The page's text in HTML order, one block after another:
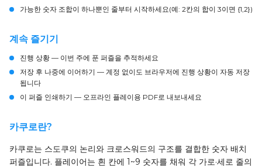
가능한 숫자 조합이 하나뿐인 줄부터 시작하세요(예: 2칸의 합이 3이면 {1,2})
계속 즐기기
진행 상황 — 이번 주에 푼 퍼즐을 추적하세요
저장 후 나중에 이어하기 — 계정 없이도 브라우저에 진행 상황이 자동 저장
됩니다
이 퍼즐 인쇄하기 — 오프라인 플레이용 PDF로 내보내세요
카쿠로란?
카쿠로는 스도쿠의 논리와 크로스워드의 구조를 결합한 숫자 배치
퍼즐입니다. 플레이어는 흰 칸에 1~9 숫자를 채워 각 가로·세로 줄의